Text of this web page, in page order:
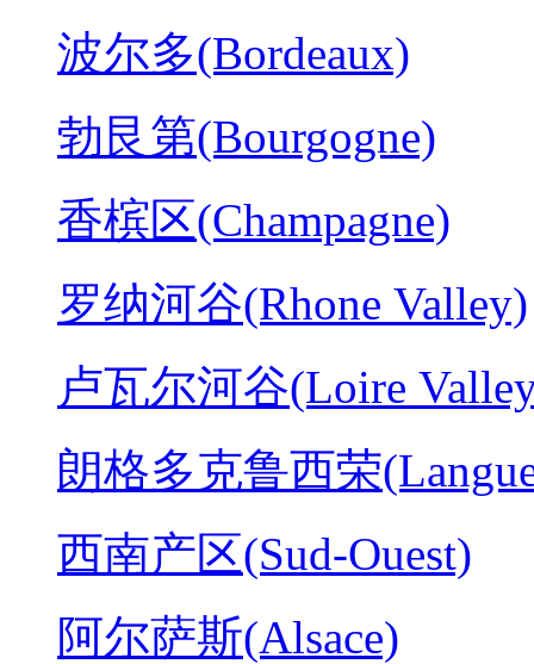
波尔多(Bordeaux)
勃艮第(Bourgogne)
香槟区(Champagne)
罗纳河谷(Rhone Valley)
卢瓦尔河谷(Loire
朗格多克鲁西荣
西南产区(Sud-Ouest)
阿尔萨斯(Alsace)